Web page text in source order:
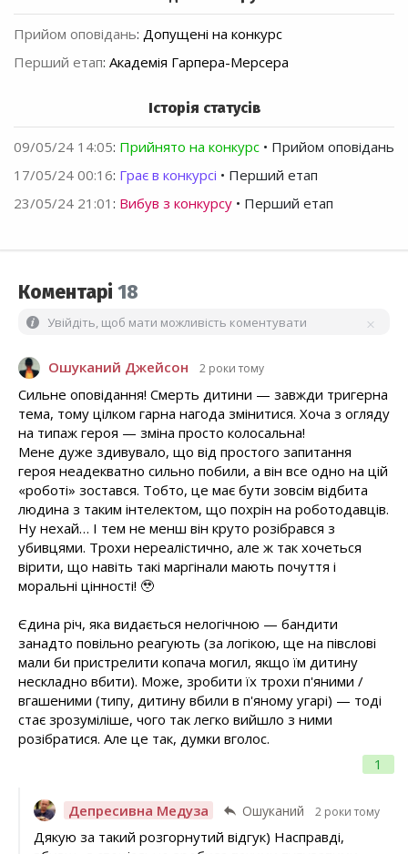
Прийом оповідань: Допущені на конкурс
Перший етап: Академія Гарпера-Мерсера
Історія статусів
09/05/24 14:05: Прийнято на конкурс • Прийом оповідань
17/05/24 00:16: Грає в конкурсі • Перший етап
23/05/24 21:01 : Вибув з конкурсу • Перший етап
Коментарі 18
Увійдіть, щоб мати можливість коментувати
Ошуканий Джейсон 2 роки тому
1
Сильне оповідання! Смерть дитини — завжди тригерна
тема, тому цілком гарна нагода змінитися. Хоча з огляду
на типаж героя — зміна просто колосальна!
Мене дуже здивувало, що від простого запитання
героя неадекватно сильно побили, а він все одно на цій
«роботі» зостався. Тобто, це має бути зовсім відбита
людина з таким інтелектом, що похрін на роботодавців.
Ну нехай… І тем не менш він круто розібрався з
убивцями. Трохи нереалістично, але ж так хочеться
вірити, що навіть такі маргінали мають почуття і
моральні цінності! 🥹
Єдина річ, яка видається нелогічною — бандити
занадто повільно реагують (за логікою, ще на півслові
мали би пристрелити копача могил, якщо їм дитину
нескладно вбити). Може, зробити їх трохи п'яними /
вгашеними (типу, дитину вбили в п'яному угарі) — тоді
стає зрозуміліше, чого так легко вийшло з ними
розібратися. Але це так, думки вголос.
Депресивна Медуза Ошуканий 2 роки тому
Дякую за такий розгорнутий відгук) Насправді,